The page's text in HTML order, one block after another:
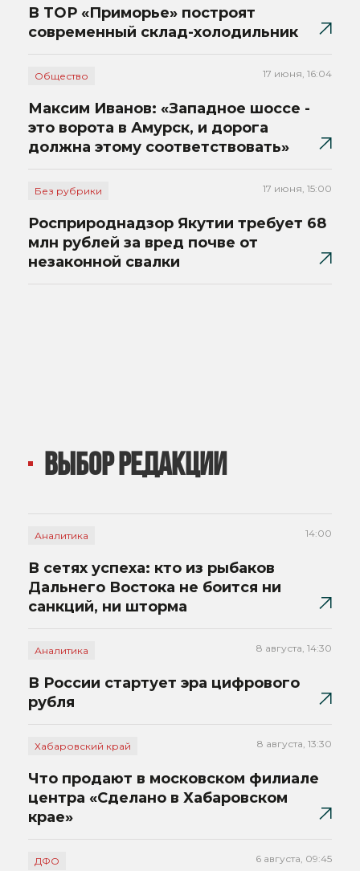
В ТОР «Приморье» построят
современный склад-холодильник
Общество 17 июня, 16:04
Максим Иванов: «Западное шоссе -
это ворота в Амурск, и дорога
должна этому соответствовать»
Без рубрики 17 июня, 15:00
Росприроднадзор Якутии требует 68
млн рублей за вред почве от
незаконной свалки
ВЫБОР РЕДАКЦИИ
Аналитика 14:00
В сетях успеха: кто из рыбаков
Дальнего Востока не боится ни
санкций, ни шторма
Аналитика 8 августа, 14:30
В России стартует эра цифрового
рубля
Хабаровский край 8 августа, 13:30
Что продают в московском филиале
центра «Сделано в Хабаровском
крае»
ДФО 6 августа, 09:45